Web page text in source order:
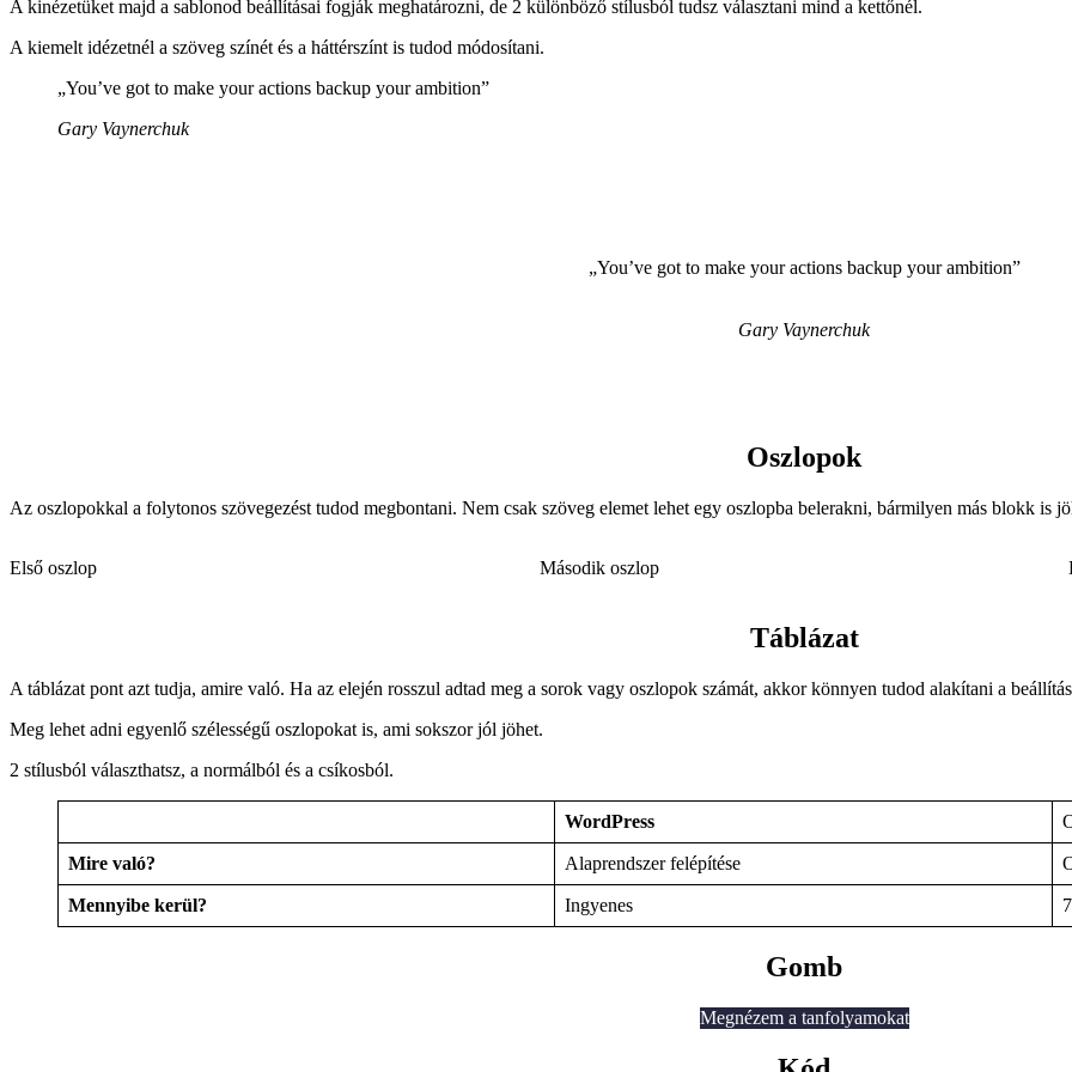
A kinézetüket majd a sablonod beállításai fogják meghatározni, de 2 különböző stílusból tudsz választani mind a kettőnél.
A kiemelt idézetnél a szöveg színét és a háttérszínt is tudod módosítani.
„You’ve got to make your actions backup your ambition”
Gary Vaynerchuk
„You’ve got to make your actions backup your ambition”
Gary Vaynerchuk
Oszlopok
Az oszlopokkal a folytonos szövegezést tudod megbontani. Nem csak szöveg elemet lehet egy oszlopba belerakni, bármilyen más blokk is
Első oszlop Második oszlop
Táblázat
A táblázat pont azt tudja, amire való. Ha az elején rosszul adtad meg a sorok vagy oszlopok számát, akkor könnyen tudod alakítani a
Meg lehet adni egyenlő szélességű oszlopokat is, ami sokszor jól jöhet.
2 stílusból választhatsz, a normálból és a csíkosból.
WordPress
Mire való? Alaprendszer felépítése
Mennyibe kerül? Ingyenes
Gomb
Megnézem a tanfolyamokat